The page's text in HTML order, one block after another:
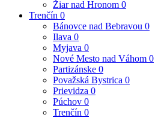
Žiar nad Hronom 0
Trenčín 0
Bánovce nad Bebravou 0
Ilava 0
Myjava 0
Nové Mesto nad Váhom 0
Partizánske 0
Považská Bystrica 0
Prievidza 0
Púchov 0
Trenčín 0